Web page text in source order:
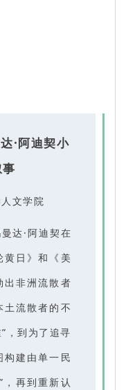
·阿迪契小
文学院
达·阿迪契在
日》和《美
出非洲流散者
流散者的不
，到为了追寻
构建由单一民
再到重新认